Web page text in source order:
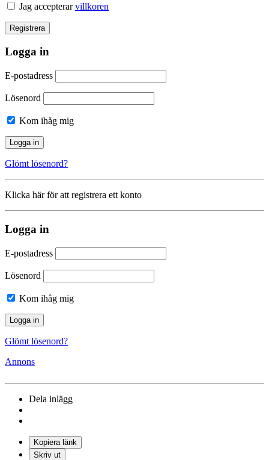
Jag accepterarvillkoren
Logga in
E-postadress
Lösenord
Kom ihåg mig
Glömt lösenord?
Klicka här för att registrera ett konto
Logga in
E-postadress
Lösenord
Kom ihåg mig
Glömt lösenord?
Annons
Dela inlägg
Kopiera länk
Skriv ut